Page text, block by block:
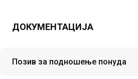
ДОКУМЕНТАЦИЈА
Позив за подношење понуда